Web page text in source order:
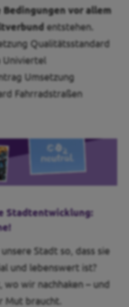
vor allem
entstehen.
Qualitätsstandard
Univiertel
Umsetzung
Fahrradstraßen
Stadtentwicklung:
Stadt so, dass sie
und lebenswert ist?
wir nachhaken – und
Mut braucht.